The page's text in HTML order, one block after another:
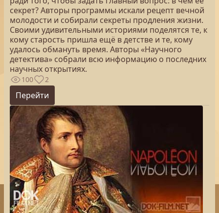
секрет? Авторы программы искали рецепт вечной
молодости и собирали секреты продления жизни.
Своими удивительными историями поделятся те, к
кому старость пришла ещё в детстве и те, кому
удалось обмануть время. Авторы «Научного
детектива» собрали всю информацию о последних
научных открытиях.
100 2
Перейти